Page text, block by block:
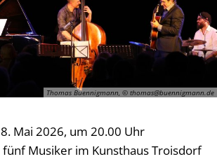
Thomas Buennigmann, © thomas@buennigmann.de
Mai 2026, um 20.00 Uhr
Musiker im Kunsthaus Troisdorf